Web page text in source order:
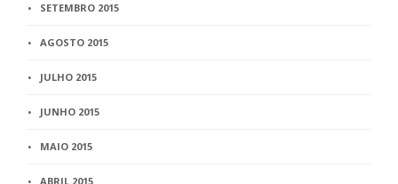
SETEMBRO 2015
AGOSTO 2015
JULHO 2015
JUNHO 2015
MAIO 2015
ABRIL 2015